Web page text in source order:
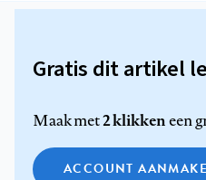
Gratis dit artikel
Maak met2 klikkeneen
ACCOUNT